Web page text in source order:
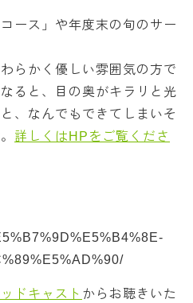
ース」や年度末の旬のサー
らかく優しい雰囲気の方で
ると、目の奥がキラリと光
、なんでもできてしまいそ
詳しくはHPをご覧くださ
ドキャスト からお聴きいた